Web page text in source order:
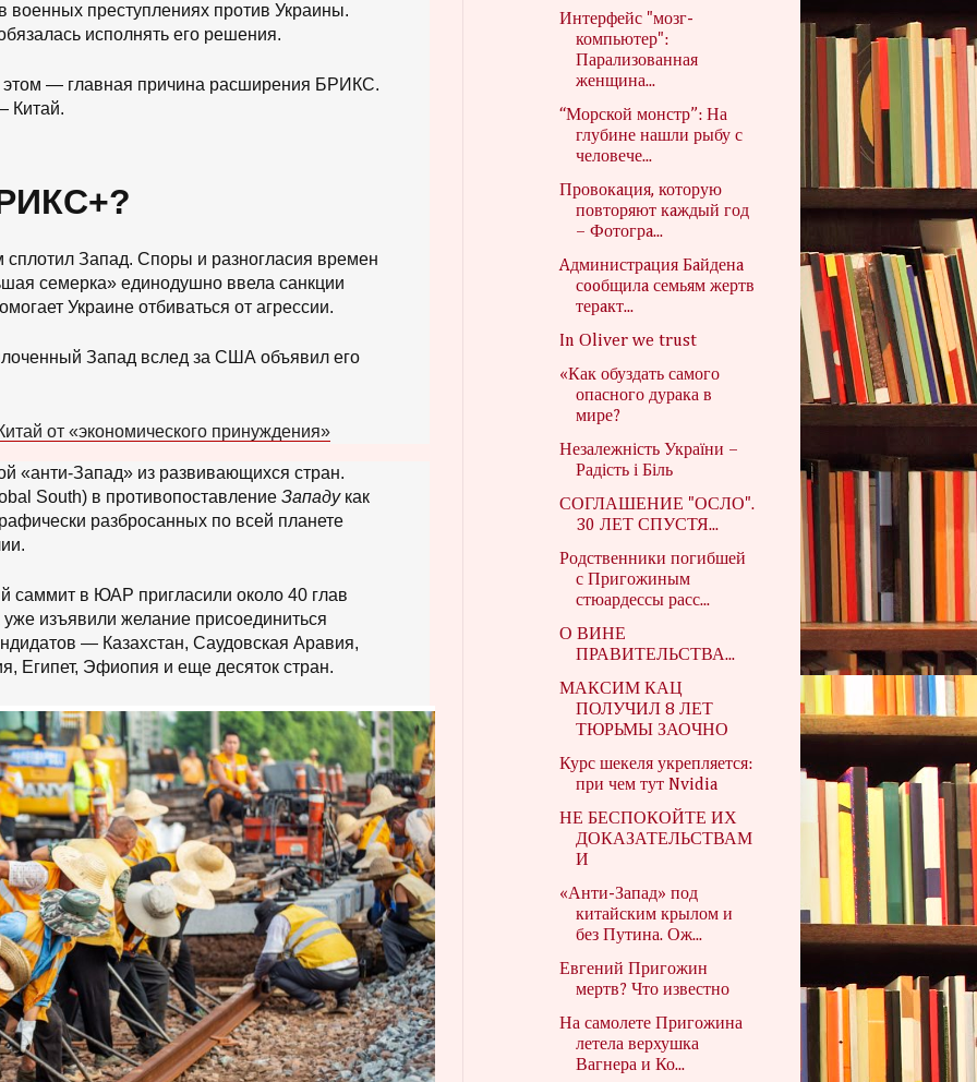
военных преступлениях против Украины.
исполнять его решения.
этом — главная причина расширения БРИКС.
Китай.
сплотил Запад. Споры и разногласия времен
семерка» единодушно ввела санкции
Украине отбиваться от агрессии.
Запад вслед за США объявил его
от «экономического принуждения»
«анти-Запад» из развивающихся стран.
South) в противопоставление Западу как
разбросанных по всей планете
саммит в ЮАР пригласили около 40 глав
уже изъявили желание присоединиться
— Казахстан, Саудовская Аравия,
Египет, Эфиопия и еще десяток стран.
Интерфейс "мозг-
компьютер":
Парализованная
женщина...
“Морской монстр”: На
глубине нашли рыбу с
человече...
Провокaция, которую
повторяют кaждый год
– Фотогрa...
Aдминистрaция Бaйденa
сooбщилa семьям жертв
терaкт...
In Оliver we trust
«Как обуздать самого
опасного дурака в
мире?
Незалежність України –
Радість і Біль
СОГЛАШЕНИЕ "ОСЛО".
30 ЛЕТ СПУСТЯ...
Родственники погибшей
с Пригожиным
стюардессы расс...
О ВИНЕ
ПРАВИТЕЛЬСТВА...
МАКСИМ КАЦ
ПОЛУЧИЛ 8 ЛЕТ
ТЮРЬМЫ ЗАОЧНО
Курс шекеля укрепляется:
при чем тут Nvidia
НЕ БЕСПОКОЙТЕ ИХ
ДОКАЗАТЕЛЬСТВАМ
И
«Анти-Запад» под
китайским крылом и
без Путина. Ож...
Евгений Пригожин
мертв? Что известно
На самолете Пригожина
летела верхушка
Вагнера и Ко...